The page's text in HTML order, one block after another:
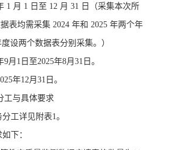
1 月 1 日至 12 月 31 日 （采集本次所
据表均需采集2024年和 2025年两个年
设两个数据表分别采集。）
9月1日至2025年8月31日。
年12月31日。
工与具体要求
工详见附表1。
下：